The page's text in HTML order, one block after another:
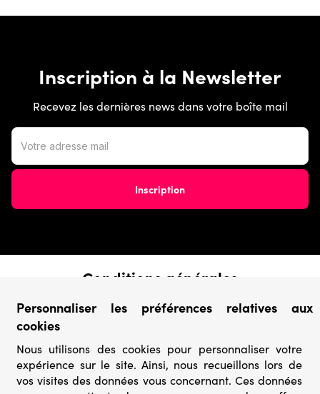
Inscription à la Newsletter
Recevez les dernières news dans votre boîte mail
Conditions générales
› Conditions de vente
› Conditions d’utilisation
› Confidentialité & Protection des Données
› Informations légales
Catégories
Personnaliser les préférences relatives aux
cookies
Nous utilisons des cookies pour personnaliser votre
expérience sur le site. Ainsi, nous recueillons lors de
vos visites des données vous concernant. Ces données